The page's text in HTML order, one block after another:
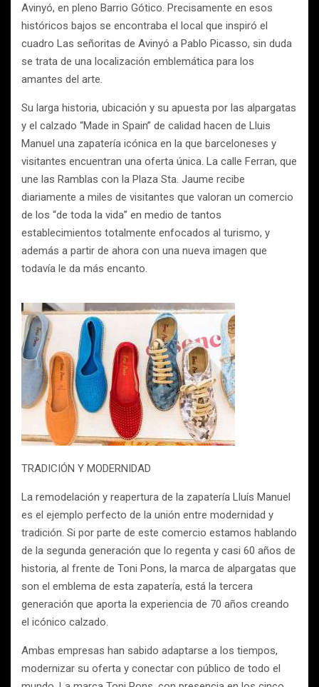
Avinyó, en pleno Barrio Gótico. Precisamente en esos
históricos bajos se encontraba el local que inspiró el
cuadro Las señoritas de Avinyó a Pablo Picasso, sin duda
se trata de una localización emblemática para los
amantes del arte.
Su larga historia, ubicación y su apuesta por las alpargatas
y el calzado “Made in Spain” de calidad hacen de Lluis
Manuel una zapatería icónica en la que barceloneses y
visitantes encuentran una oferta única. La calle Ferran, que
une las Ramblas con la Plaza Sta. Jaume recibe
diariamente a miles de visitantes que valoran un comercio
de los “de toda la vida” en medio de tantos
establecimientos totalmente enfocados al turismo, y
además a partir de ahora con una nueva imagen que
todavía le da más encanto.
TRADICIÓN Y MODERNIDAD
La remodelación y reapertura de la zapatería Lluís Manuel
es el ejemplo perfecto de la unión entre modernidad y
tradición. Si por parte de este comercio estamos hablando
de la segunda generación que lo regenta y casi 60 años de
historia, al frente de Toni Pons, la marca de alpargatas que
son el emblema de esta zapatería, está la tercera
generación que aporta la experiencia de 70 años creando
el icónico calzado.
Ambas empresas han sabido adaptarse a los tiempos,
modernizar su oferta y conectar con público de todo el